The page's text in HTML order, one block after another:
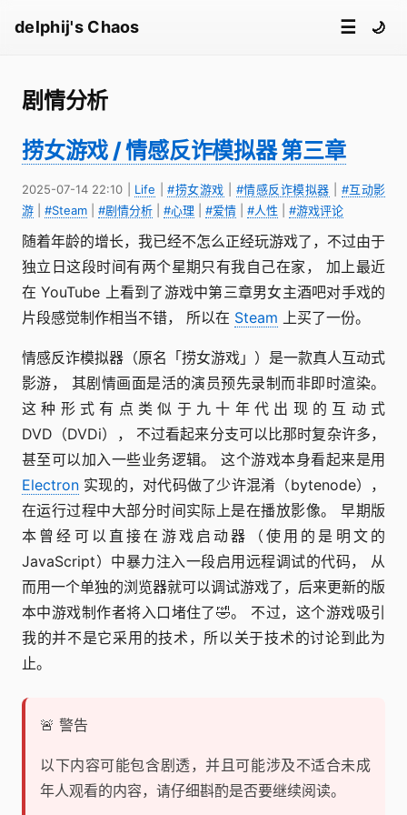
delphij's Chaos ☰ 🌙
剧情分析
捞女游戏 / 情感反诈模拟器 第三章
2025-07-14 22:10 Life |#捞女游戏 #情感反诈模拟器
#互动影
游
#Steam #剧情分析 #心理 #爱情 #人性 #游戏评论
随着年龄的增长，我已经不怎么正经玩游戏了，不过由于
独立日这段时间有两个星期只有我自己在家， 加上最近
在 YouTube 上看到了游戏中第三章男女主酒吧对手戏的
片段感觉制作相当不错， 所以在 Steam 上买了一份。
情感反诈模拟器（原名「捞女游戏」）是一款真人互动式
影游， 其剧情画面是活的演员预先录制而非即时渲染。
这种形式有点类似于九十年代出现的互动式
DVD（DVDi）， 不过看起来分支可以比那时复杂许多，
甚至可以加入一些业务逻辑。 这个游戏本身看起来是用
Electron 实现的，对代码做了少许混淆（bytenode），
在运行过程中大部分时间实际上是在播放影像。 早期版
本曾经可以直接在游戏启动器（使用的是明文的
JavaScript）中暴力注入一段启用远程调试的代码， 从
而用一个单独的浏览器就可以调试游戏了，后来更新的版
本中游戏制作者将入口堵住了🤣。 不过，这个游戏吸引
我的并不是它采用的技术，所以关于技术的讨论到此为
止。
🚨 警告
以下内容可能包含剧透，并且可能涉及不适合未成
年人观看的内容，请仔细斟酌是否要继续阅读。